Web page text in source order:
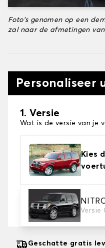
Foto's genomen op een
zal naar de afmetingen
Personaliseer
1. Versie
Wat is de versie van je
Kies
Versie
2.
Kies de juiste
Geschatte gratis